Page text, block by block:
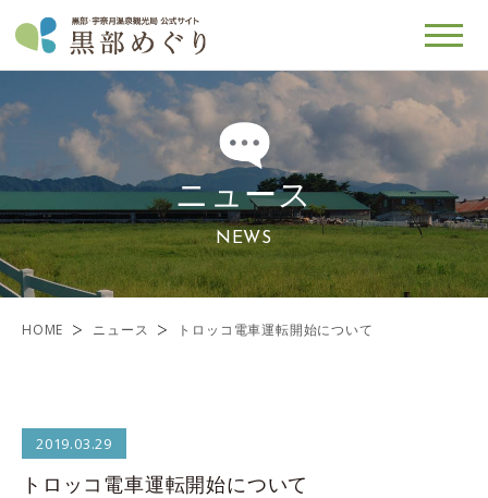
ニュース
NEWS
HOME ニュース トロッコ電車運転開始について
2019.03.29
トロッコ電車運転開始について